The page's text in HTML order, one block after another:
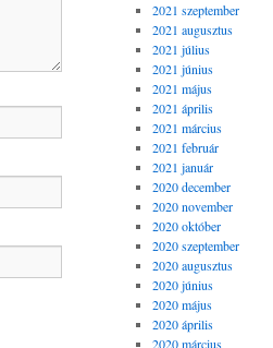
2021 szeptember
2021 augusztus
2021 július
2021 június
2021 május
2021 április
2021 március
2021 február
2021 január
2020 december
2020 november
2020 október
2020 szeptember
2020 augusztus
2020 június
2020 május
2020 április
2020 március